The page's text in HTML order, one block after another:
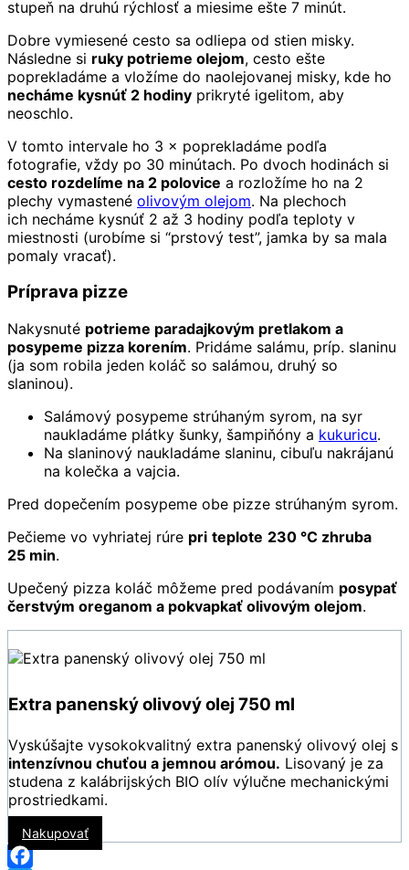
stupeň na druhú rýchlosť a miesime ešte 7 minút.
Dobre vymiesené cesto sa odliepa od stien misky.
Následne si ruky potrieme olejom, cesto ešte
poprekladáme a vložíme do naolejovanej misky, kde ho
necháme kysnúť 2 hodiny prikryté igelitom, aby
neoschlo.
V tomto intervale ho 3 × poprekladáme podľa
fotografie, vždy po 30 minútach. Po dvoch hodinách si
cesto rozdelíme na 2 polovice a rozložíme ho na 2
plechy vymastené olivovým olejom. Na plechoch
ich necháme kysnúť 2 až 3 hodiny podľa teploty v
miestnosti (urobíme si “prstový test”, jamka by sa mala
pomaly vracať).
Príprava pizze
Nakysnuté potrieme paradajkovým pretlakom a
posypeme pizza korením. Pridáme salámu, príp. slaninu
(ja som robila jeden koláč so salámou, druhý so
slaninou).
Salámový posypeme strúhaným syrom, na syr
naukladáme plátky šunky, šampiňóny a kukuricu.
Na slaninový naukladáme slaninu, cibuľu nakrájanú
na kolečka a vajcia.
Pred dopečením posypeme obe pizze strúhaným syrom.
Pečieme vo vyhriatej rúre pri teplote 230 °C zhruba
25 min.
Upečený pizza koláč môžeme pred podávaním posypať
čerstvým oreganom a pokvapkať olivovým olejom.
Extra panenský olivový olej 750 ml
Vyskúšajte vysokokvalitný extra panenský olivový olej s
intenzívnou chuťou a jemnou arómou. Lisovaný je za
studena z kalábrijských BIO olív výlučne mechanickými
prostriedkami.
Nakupovať